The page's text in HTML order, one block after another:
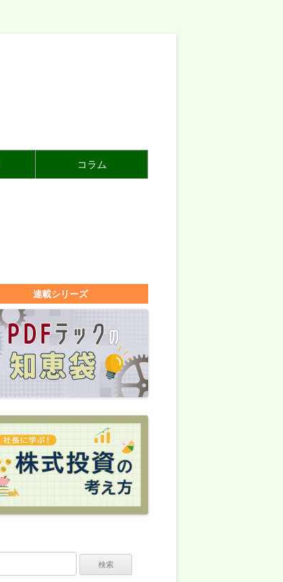
コラム
連載シリーズ